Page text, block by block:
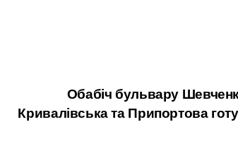
Обабіч бульвару
Кривалівська та Припортова